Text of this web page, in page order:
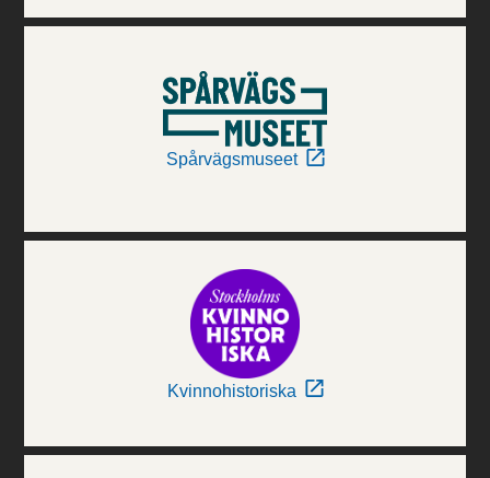
Spårvägsmuseet
Kvinnohistoriska